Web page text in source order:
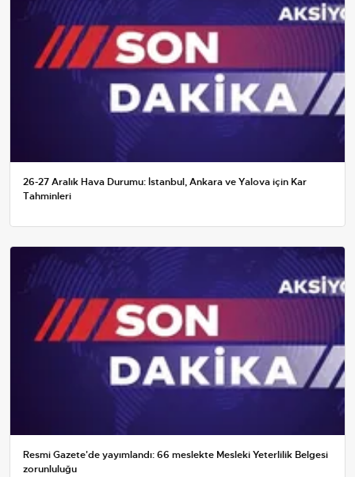
26-27 Aralık Hava Durumu: İstanbul, Ankara ve Yalova için Kar
Tahminleri
Resmi Gazete'de yayımlandı: 66 meslekte Mesleki Yeterlilik Belgesi
zorunluluğu